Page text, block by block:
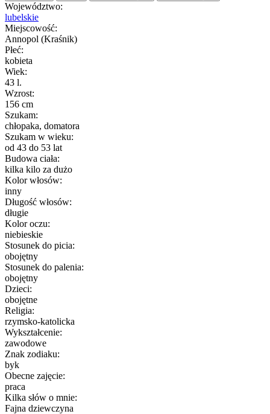
Województwo:
lubelskie
Miejscowość:
Annopol (Kraśnik)
Płeć:
kobieta
Wiek:
43 l.
Wzrost:
156 cm
Szukam:
chłopaka, domatora
Szukam w wieku:
od 43 do 53 lat
Budowa ciała:
kilka kilo za dużo
Kolor włosów:
inny
Długość włosów:
długie
Kolor oczu:
niebieskie
Stosunek do picia:
obojętny
Stosunek do palenia:
obojętny
Dzieci:
obojętne
Religia:
rzymsko-katolicka
Wykształcenie:
zawodowe
Znak zodiaku:
byk
Obecne zajęcie:
praca
Kilka słów o mnie:
Fajna dziewczyna